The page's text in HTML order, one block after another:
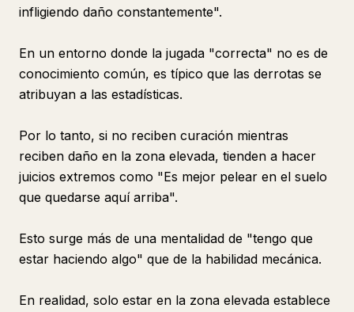
infligiendo daño constantemente".
En un entorno donde la jugada "correcta" no es de
conocimiento común, es típico que las derrotas se
atribuyan a las estadísticas.
Por lo tanto, si no reciben curación mientras
reciben daño en la zona elevada, tienden a hacer
juicios extremos como "Es mejor pelear en el suelo
que quedarse aquí arriba".
Esto surge más de una mentalidad de "tengo que
estar haciendo algo" que de la habilidad mecánica.
En realidad, solo estar en la zona elevada establece